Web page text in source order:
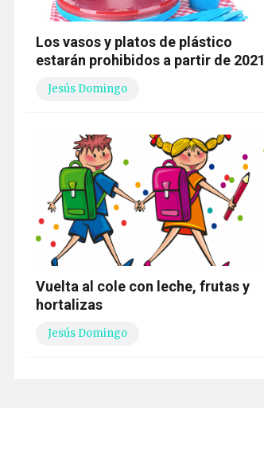
Los vasos y platos de plástico
estarán prohibidos a partir de 2021
Jesús Domingo
Vuelta al cole con leche, frutas y
hortalizas
Jesús Domingo